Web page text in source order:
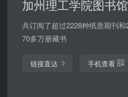
加州理工学院图书馆
共订阅了超过2228种纸质期刊
70多万册藏书
链接直达 手机查看